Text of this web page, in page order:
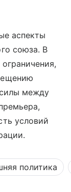
аспекты
союза. В
силы между
условий
политика